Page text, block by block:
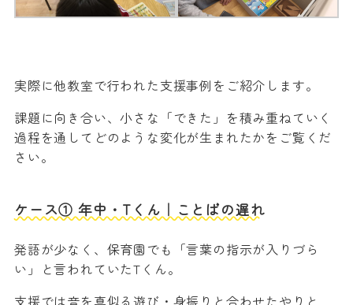
実際に他教室で行われた支援事例をご紹介します。
課題に向き合い、小さな「できた」を積み重ねていく
過程を通してどのような変化が生まれたかをご覧くだ
さい。
ケース① 年中・Tくん｜ことばの遅れ
発語が少なく、保育園でも「言葉の指示が入りづら
い」と言われていたTくん。
支援では音を真似る遊び・身振りと合わせたやりと